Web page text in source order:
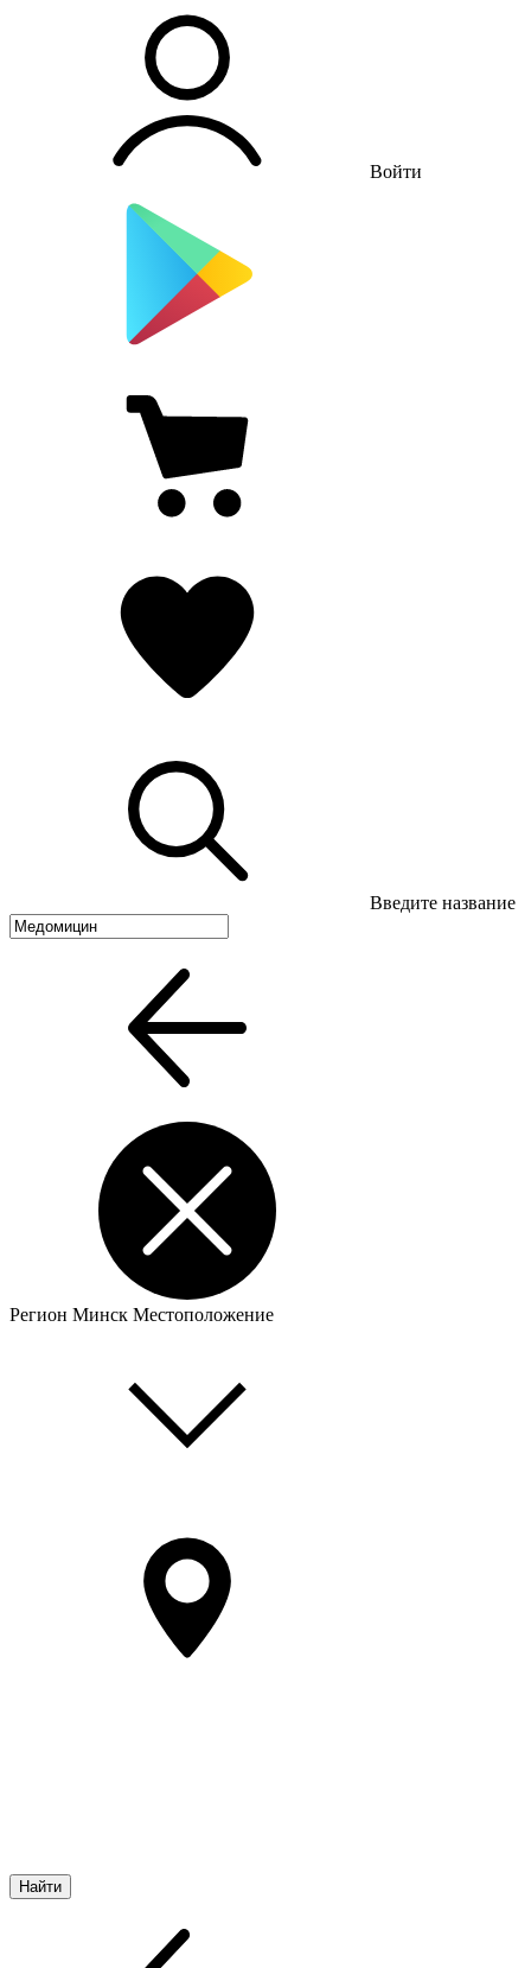
Войти
Введите название
Регион Минск Местоположение